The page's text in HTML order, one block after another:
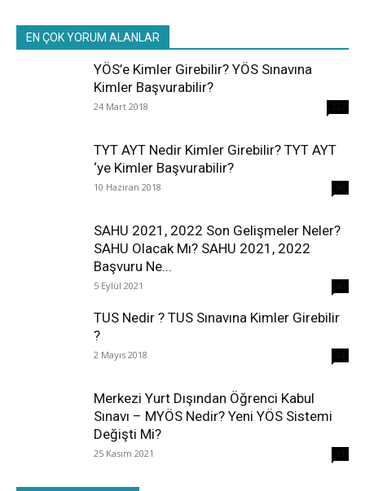
EN ÇOK YORUM ALANLAR
YÖS’e Kimler Girebilir? YÖS Sınavına
Kimler Başvurabilir?
24 Mart 2018
TYT AYT Nedir Kimler Girebilir? TYT AYT
‘ye Kimler Başvurabilir?
10 Haziran 2018
SAHU 2021, 2022 Son Gelişmeler Neler?
SAHU Olacak Mı? SAHU 2021, 2022
Başvuru Ne...
5 Eylül 2021
TUS Nedir ? TUS Sınavına Kimler Girebilir
?
2 Mayıs 2018
Merkezi Yurt Dışından Öğrenci Kabul
Sınavı – MYÖS Nedir? Yeni YÖS Sistemi
Değişti Mi?
25 Kasım 2021